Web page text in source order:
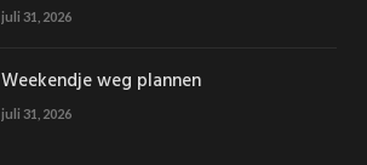
juli 31, 2026
Weekendje weg plannen
juli 31, 2026